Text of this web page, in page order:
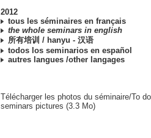
2012
tous les séminaires en français
the whole seminars in english
所有培训 / hanyu - 汉语
todos los seminarios en español
autres langues /other langages
Télécharger les photos du séminaire/To
seminars pictures (3.3 Mo)